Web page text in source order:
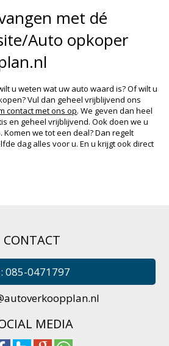
met dé
Auto opkoper
u weten wat uw auto waard is? Of wilt u
Vul dan geheel vrijblijvend ons
contact met ons op. We geven dan heel
en geheel vrijblijvend. Ook doen we u
we tot een deal? Dan regelt
dag alles voor u. En u krijgt ook direct
CONTACT
085-0471797
MEDIA